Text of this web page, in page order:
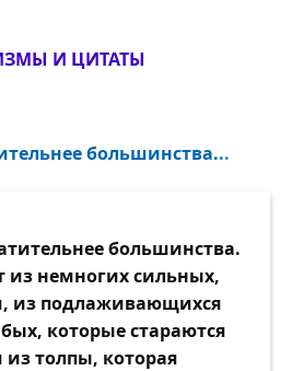
И ЦИТАТЫ
большинства...
большинства.
из немногих сильных,
из подлаживающихся
которые стараются
из толпы, которая